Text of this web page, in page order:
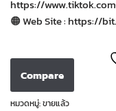
https://
🟠 Web Site : https://
Compare
หมวดหมู่:ขายแล้ว